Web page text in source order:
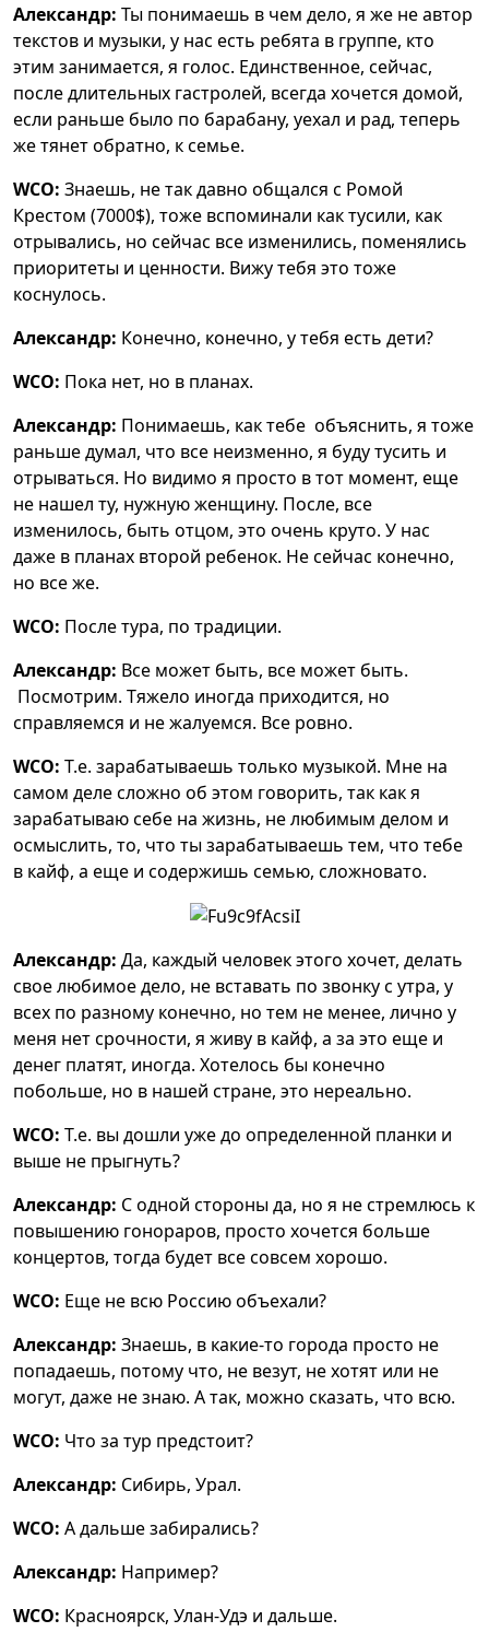
Александр: Ты понимаешь в чем дело, я же не автор
текстов и музыки, у нас есть ребята в группе, кто
этим занимается, я голос. Единственное, сейчас,
после длительных гастролей, всегда хочется домой,
если раньше было по барабану, уехал и рад, теперь
же тянет обратно, к семье.
WCO: Знаешь, не так давно общался с Ромой
Крестом (7000$), тоже вспоминали как тусили, как
отрывались, но сейчас все изменились, поменялись
приоритеты и ценности. Вижу тебя это тоже
коснулось.
Александр: Конечно, конечно, у тебя есть дети?
WCO: Пока нет, но в планах.
Александр: Понимаешь, как тебе объяснить, я тоже
раньше думал, что все неизменно, я буду тусить и
отрываться. Но видимо я просто в тот момент, еще
не нашел ту, нужную женщину. После, все
изменилось, быть отцом, это очень круто. У нас
даже в планах второй ребенок. Не сейчас конечно,
но все же.
WCO: После тура, по традиции.
Александр: Все может быть, все может быть.
Посмотрим. Тяжело иногда приходится, но
справляемся и не жалуемся. Все ровно.
WCO: Т.е. зарабатываешь только музыкой. Мне на
самом деле сложно об этом говорить, так как я
зарабатываю себе на жизнь, не любимым делом и
осмыслить, то, что ты зарабатываешь тем, что тебе
в кайф, а еще и содержишь семью, сложновато.
Александр: Да, каждый человек этого хочет, делать
свое любимое дело, не вставать по звонку с утра, у
всех по разному конечно, но тем не менее, лично у
меня нет срочности, я живу в кайф, а за это еще и
денег платят, иногда. Хотелось бы конечно
побольше, но в нашей стране, это нереально.
WCO: Т.е. вы дошли уже до определенной планки и
выше не прыгнуть?
Александр: С одной стороны да, но я не стремлюсь к
повышению гонораров, просто хочется больше
концертов, тогда будет все совсем хорошо.
WCO: Еще не всю Россию объехали?
Александр: Знаешь, в какие-то города просто не
попадаешь, потому что, не везут, не хотят или не
могут, даже не знаю. А так, можно сказать, что всю.
WCO: Что за тур предстоит?
Александр: Сибирь, Урал.
WCO: А дальше забирались?
Александр: Например?
WCO: Красноярск, Улан-Удэ и дальше.